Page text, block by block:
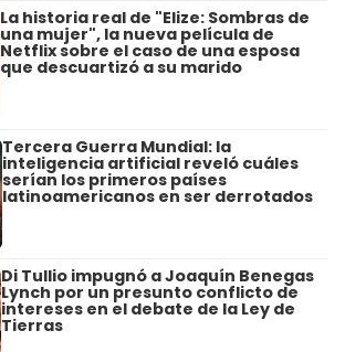
La historia real de "Elize: Sombras de
una mujer", la nueva película de
Netflix sobre el caso de una esposa
que descuartizó a su marido
Tercera Guerra Mundial: la
inteligencia artificial reveló cuáles
serían los primeros países
latinoamericanos en ser derrotados
Di Tullio impugnó a Joaquín Benegas
Lynch por un presunto conflicto de
intereses en el debate de la Ley de
Tierras